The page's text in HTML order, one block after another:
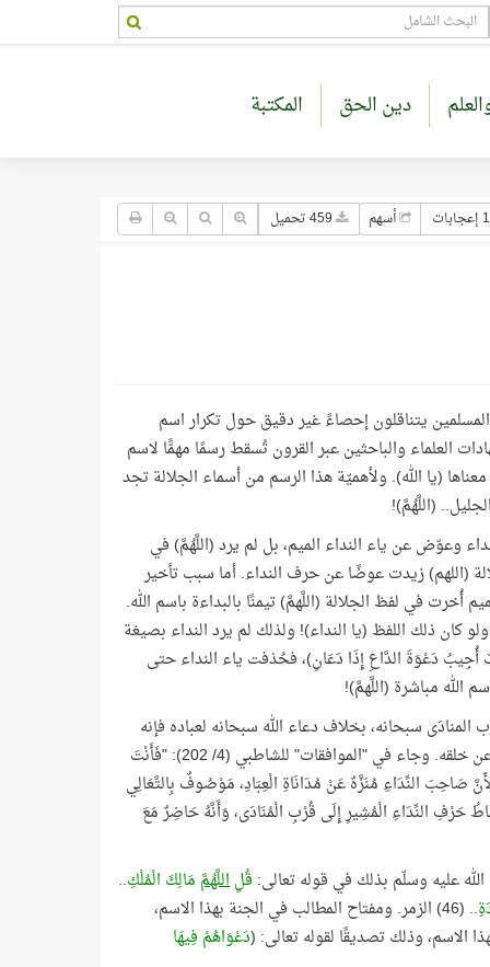
دين الحق المكتبة
أسهم
يتناقلون إحصاءً غير دقيق حول تكرار اسم
العلماء والباحثين عبر القرون تُسقط رسمًا مهمًّا لاسم
(يا الله). ولأهميّة هذا الرسم من أسماء الجلالة تجد
(اللَّهُمَّ)!
وعوّض عن ياء النداء الميم، بل لم يرد (اللَّهُمَّ) في
(اللهم) زيدت عوضًا عن حرف النداء. أما سبب تأخير
في لفظ الجلالة (اللَّهمَّ) تيمنًا بالبداءة باسم الله.
ذلك اللفظ (يا النداء)! ولذلك لم يرد النداء بصيغة
أُجِيبُ دَعْوَةَ الدَّاعِ إِذَا دَعَانِ)، فحُذفت ياء النداء حتى
الله مباشرة (اللَّهمَّ)!
سبحانه، بخلاف دعاء الله سبحانه لعباده فإنه
غالبًا ما يأتي بحرف النداء "يا" المشيرة إلى أنه سبحانه موصوف بالتعالي والاستغناء عن خلقه. وجاء في "الموافقات" للشاطبي (4/ 202): "فَأَنْتَ
صَاحِبَ النِّدَاءِ مُنَزَّهٌ عَنْ مُدَانَاةِ الْعِبَادِ، مَوْصُوفٌ بِالتَّعَالِي
حَرْفِ النِّدَاءِ الْمُشِيرِ إِلَى قُرْبِ الْمُنَادَى، وَأَنَّهُ حَاضِرٌ مَعَ
عليه وسلّم بذلك في قوله تعالى: قُلِاللَّهُمَّ مَالِكَ الْمُلْكِ..
. (46) الزمر. ومفتاح المطالب في الجنة بهذا الاسم،
الاسم، وذلك تصديقًا لقوله تعالى: (دَعْوَاهُمْ فِيهَا